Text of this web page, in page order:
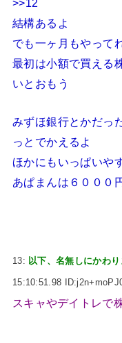
>>12
結構あるよ
でも一ヶ月もやって
最初は小額で買える
いとおもう
みずほ銀行とかだっ
っとでかえるよ
ほかにもいっぱいや
あぱまんは６０００
13: 以下、名無しにかわ
15:10:51.98
スキャやデイトレで